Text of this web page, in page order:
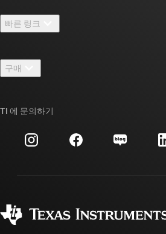
채용
뉴스룸
이벤트
투자 관계
빠른 링크
TI E2E™ 설계 지원 포럼
대체품 검색
고객 지원 센터
myTI 계정 FAQ
구매
주문 FAQ
TI 에 문의하기